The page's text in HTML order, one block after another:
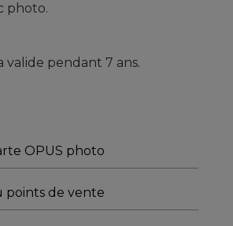
photo.
valide pendant 7 ans.
OPUS photo
points de vente